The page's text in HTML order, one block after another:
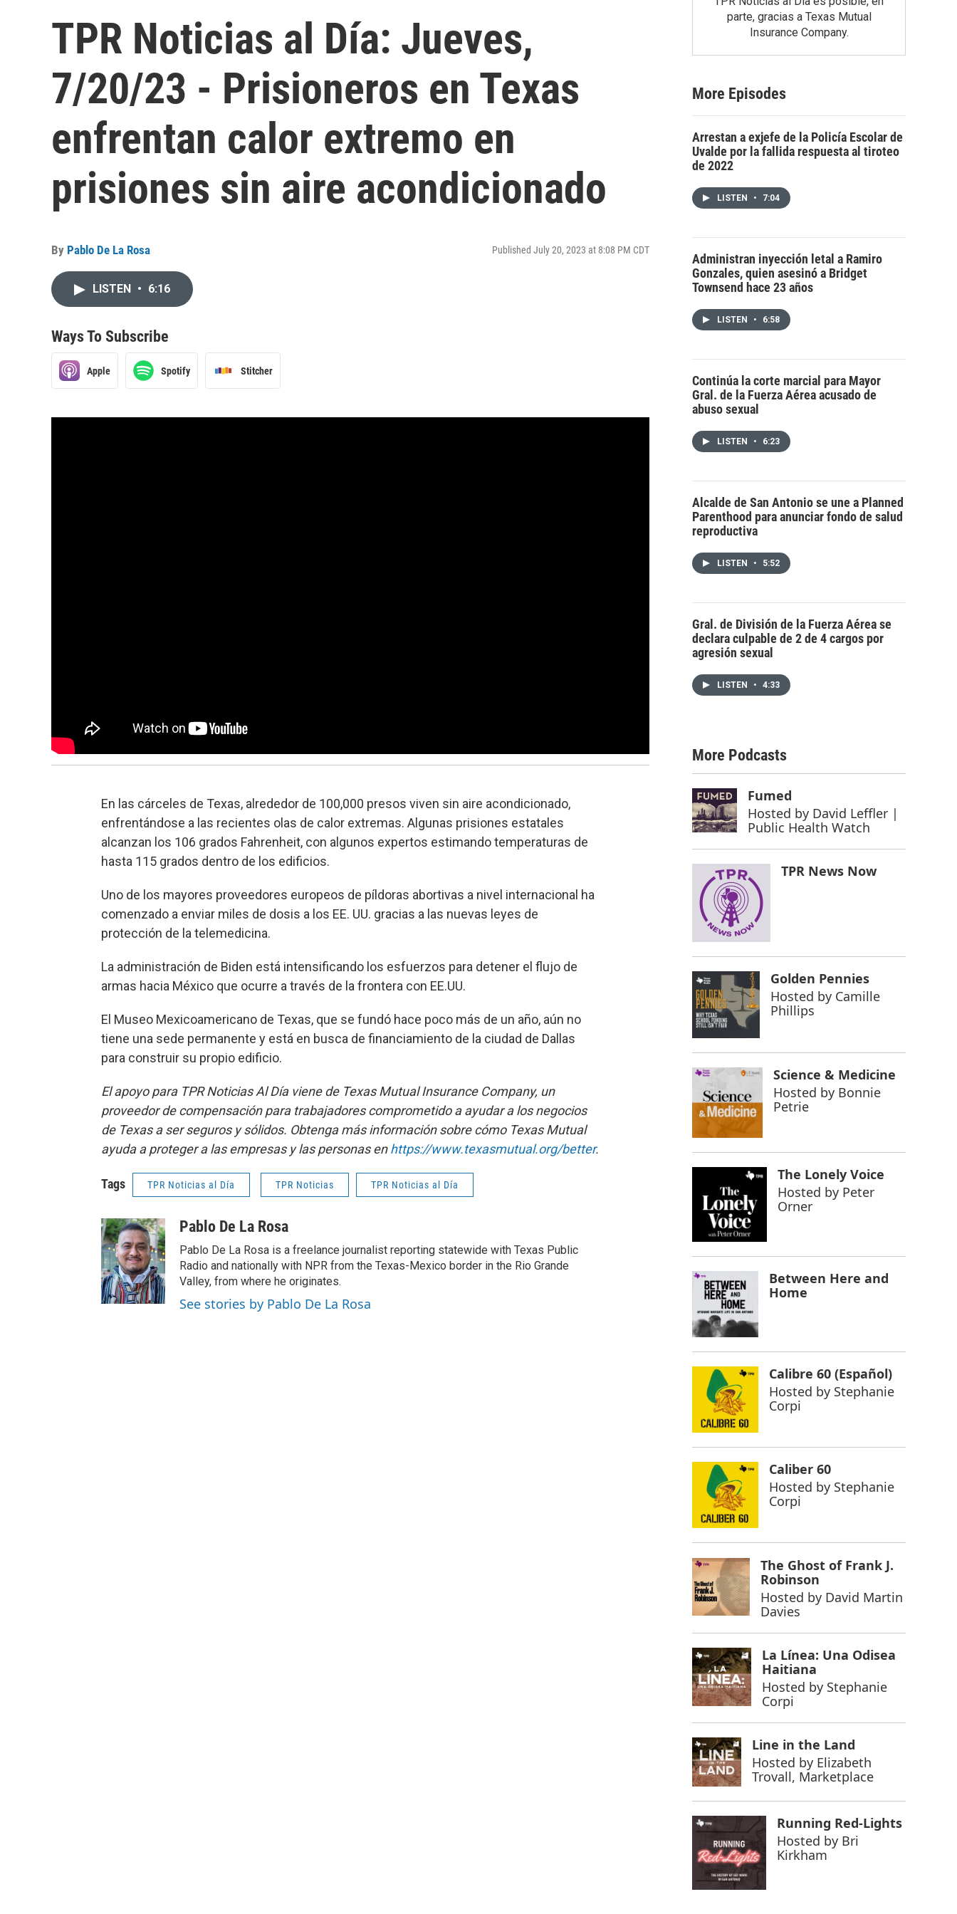
TPR Noticias al Día: Jueves,
7/20/23 - Prisioneros en Texas
enfrentan calor extremo en
prisiones sin aire acondicionado
By Pablo De La Rosa Published July 20, 2023 at 8:08 PM CDT
LISTEN • 6:16
Ways To Subscribe
Apple Spotify Stitcher
En las cárceles de Texas, alrededor de 100,000 presos viven sin aire acondicionado,
enfrentándose a las recientes olas de calor extremas. Algunas prisiones estatales
alcanzan los 106 grados Fahrenheit, con algunos expertos estimando temperaturas de
hasta 115 grados dentro de los edificios.
Uno de los mayores proveedores europeos de píldoras abortivas a nivel internacional ha
comenzado a enviar miles de dosis a los EE. UU. gracias a las nuevas leyes de
protección de la telemedicina.
La administración de Biden está intensificando los esfuerzos para detener el flujo de
armas hacia México que ocurre a través de la frontera con EE.UU.
El Museo Mexicoamericano de Texas, que se fundó hace poco más de un año, aún no
tiene una sede permanente y está en busca de financiamiento de la ciudad de Dallas
para construir su propio edificio.
El apoyo para TPR Noticias Al Día viene de Texas Mutual Insurance Company, un
proveedor de compensación para trabajadores comprometido a ayudar a los negocios
de Texas a ser seguros y sólidos. Obtenga más información sobre cómo Texas Mutual
ayuda a proteger a las empresas y las personas enhttps://www.texasmutual.org/better.
Tags TPR Noticias al Día TPR Noticias TPR Noticias al Día
Pablo De La Rosa
Pablo De La Rosa is a freelance journalist reporting statewide with Texas Public
Radio and nationally with NPR from the Texas-Mexico border in the Rio Grande
Valley, from where he originates.
See stories by Pablo De La Rosa
parte, gracias a Texas Mutual
Insurance Company.
More Episodes
Arrestan a exjefe de la Policía Escolar de
Uvalde por la fallida respuesta al tiroteo
de 2022
LISTEN • 7:04
Administran inyección letal a Ramiro
Gonzales, quien asesinó a Bridget
Townsend hace 23 años
LISTEN • 6:58
Continúa la corte marcial para Mayor
Gral. de la Fuerza Aérea acusado de
abuso sexual
LISTEN • 6:23
Alcalde de San Antonio se une a Planned
Parenthood para anunciar fondo de salud
reproductiva
LISTEN • 5:52
Gral. de División de la Fuerza Aérea se
declara culpable de 2 de 4 cargos por
agresión sexual
LISTEN • 4:33
More Podcasts
Fumed
Hosted by David Leffler |
Public Health Watch
TPR News Now
Golden Pennies
Hosted by Camille
Phillips
Science & Medicine
Hosted by Bonnie
Petrie
The Lonely Voice
Hosted by Peter
Orner
Between Here and
Home
Calibre 60 (Español)
Hosted by Stephanie
Corpi
Caliber 60
Hosted by Stephanie
Corpi
The Ghost of Frank J.
Robinson
Hosted by David Martin
Davies
La Línea: Una Odisea
Haitiana
Hosted by Stephanie
Corpi
Line in the Land
Hosted by Elizabeth
Trovall, Marketplace
Running Red-Lights
Hosted by Bri
Kirkham